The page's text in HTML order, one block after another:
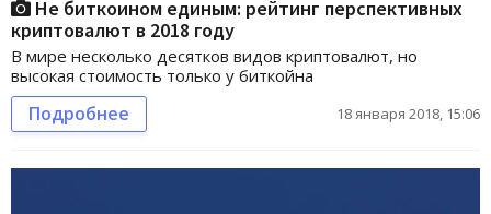
Не биткоином единым: рейтинг перспективных
криптовалют в 2018 году
В мире несколько десятков видов криптовалют, но
высокая стоимость только у биткойна
Подробнее 18 января 2018, 15:06